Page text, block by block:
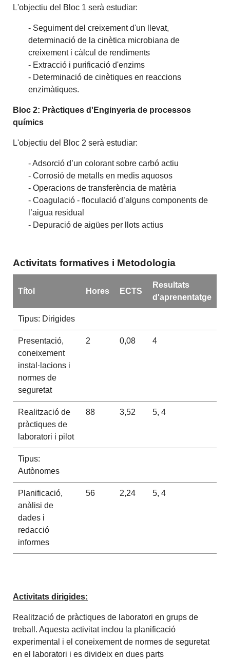
L'objectiu del Bloc 1 serà estudiar:
- Seguiment del creixement d'un llevat,
determinació de la cinètica microbiana de
creixement i càlcul de rendiments
- Extracció i purificació d'enzims
- Determinació de cinètiques en reaccions
enzimàtiques.
Bloc 2: Pràctiques d'Enginyeria de processos
químics
L'objectiu del Bloc 2 serà estudiar:
- Adsorció d’un colorant sobre carbó actiu
- Corrosió de metalls en medis aquosos
- Operacions de transferència de matèria
- Coagulació - floculació d’alguns components de
l’aigua residual
- Depuració de aigües per llots actius
Activitats formatives i Metodologia
Títol Hores ECTS
Resultats
d'aprenentatge
Tipus: Dirigides
Presentació,
coneixement
instal·lacions i
normes de
seguretat
2 0,08 4
Realització de
pràctiques de
laboratori i pilot
88 3,52 5, 4
Tipus:
Autònomes
Planificació,
anàlisi de
dades i
redacció
informes
56 2,24 5, 4
Activitats dirigides:
Realització de pràctiques de laboratori en grups de
treball. Aquesta activitat inclou la planificació
experimental i el coneixement de normes de seguretat
en el laboratori i es divideix en dues parts